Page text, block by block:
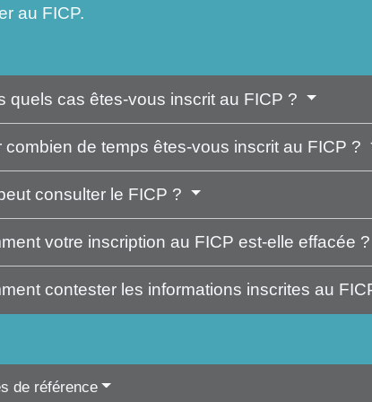
au FICP.
quels cas êtes-vous inscrit au FICP ?
combien de temps êtes-vous inscrit au FICP ?
consulter le FICP ?
votre inscription au FICP est-elle effacée ?
contester les informations inscrites au
de référence